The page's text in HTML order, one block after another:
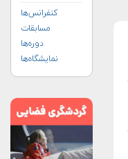
کنفرانس‌ها
مسابقات
دوره‌ها
نمایشگاه‌ها